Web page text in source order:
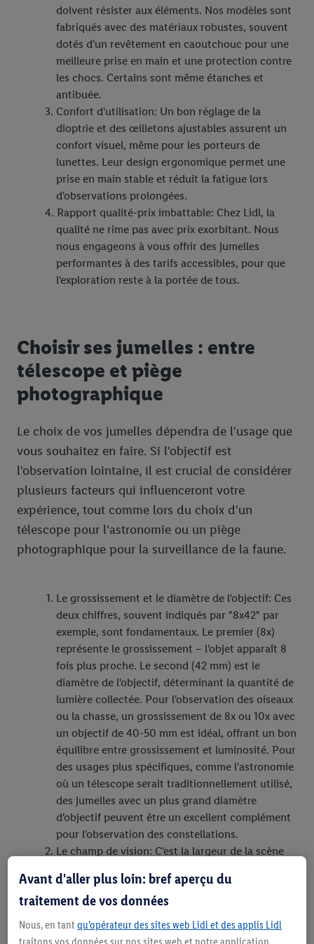
doivent résister aux éléments. Nos modèles sont
fabriqués avec des matériaux robustes, souvent
dotés d'un revêtement en caoutchouc pour une
meilleure prise en main et une protection contre
les chocs. Certains sont même étanches et
antibuée.
Confort d'utilisation: Un bon réglage de la
dioptrie et des œilletons ajustables assurent un
confort visuel, même pour les porteurs de
lunettes. Leur design ergonomique permet une
prise en main stable et réduit la fatigue lors
d'observations prolongées.
Rapport qualité-prix imbattable: Chez Lidl, la
qualité ne rime pas avec prix exorbitant. Nous
nous engageons à vous offrir des jumelles
performantes à des tarifs accessibles, pour que
l'exploration reste à la portée de tous.
Choisir ses jumelles : entre
télescope et piège
photographique
Le choix de vos jumelles dépendra de l'usage que
vous souhaitez en faire. Si l'objectif est
l'observation lointaine, il est crucial de considérer
plusieurs facteurs qui influenceront votre
expérience, tout comme lors du choix d'un
télescope pour l'astronomie ou un piège
photographique pour la surveillance de la faune.
Le grossissement et le diamètre de l'objectif: Ces
deux chiffres, souvent indiqués par "8x42" par
exemple, sont fondamentaux. Le premier (8x)
représente le grossissement – l'objet apparaît 8
fois plus proche. Le second (42 mm) est le
diamètre de l'objectif, déterminant la quantité de
lumière collectée. Pour l'observation des oiseaux
ou la chasse, un grossissement de 8x ou 10x avec
un objectif de 40-50 mm est idéal, offrant un bon
équilibre entre grossissement et luminosité. Pour
des usages plus spécifiques, comme l'astronomie
où un télescope serait traditionnellement utilisé,
des jumelles avec un plus grand diamètre
d'objectif peuvent être un excellent complément
pour l'observation des constellations.
Le champ de vision: C'est la largeur de la scène
large champ de vision est utile pour suivre des
sujets en mouvement rapide, comme des oiseaux
en vol.
Le type de prisme: Il existe principalement deux
Avant d'aller plus loin: bref aperçu du
traitement de vos données
Nous, en tant qu’opérateur des sites web Lidl et des applis Lidl
traitons vos données sur nos sites web et notre application